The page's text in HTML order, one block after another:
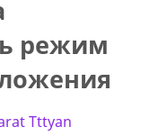
режим
Tttyan